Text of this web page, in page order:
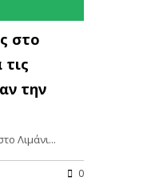
στο
την
Λιμάνι...
0